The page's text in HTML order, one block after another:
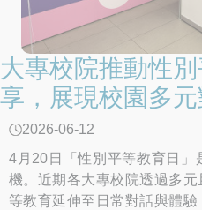
大專校院推動性
享，展現校園多
2026-06-12
4月20日「性別平等教育日」
機。近期各大專校院透過多
等教育延伸至日常對話與體驗